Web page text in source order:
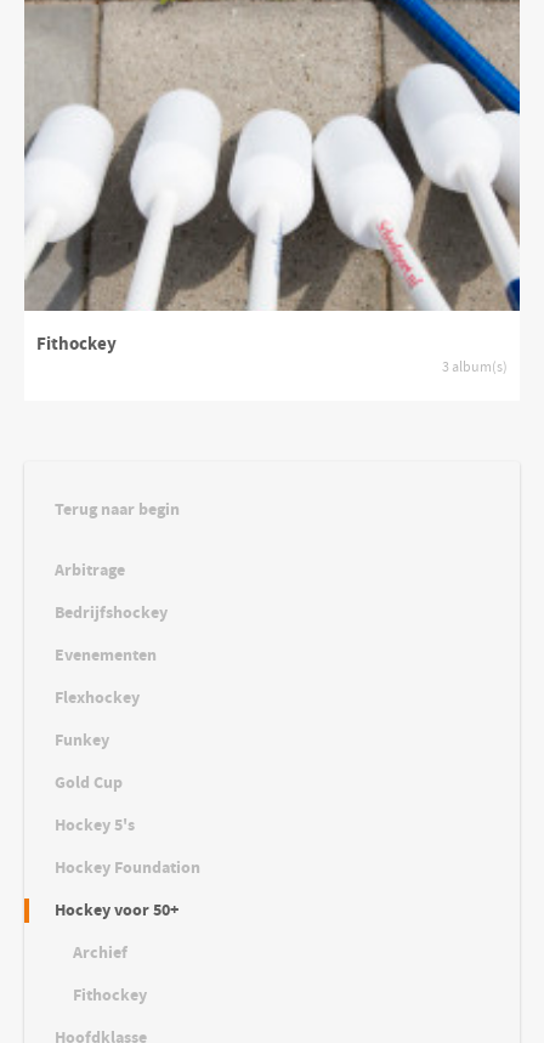
Fithockey
3 album(s)
Terug naar begin
Arbitrage
Bedrijfshockey
Evenementen
Flexhockey
Funkey
Gold Cup
Hockey 5's
Hockey Foundation
Hockey voor 50+
Archief
Fithockey